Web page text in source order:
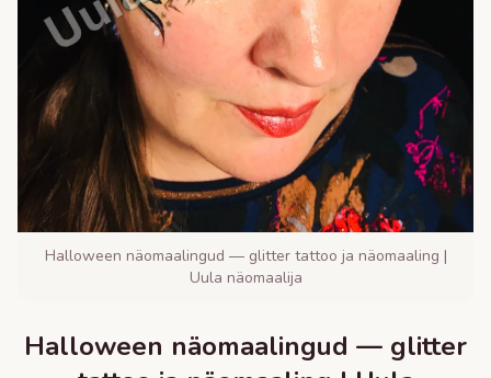
Halloween näomaalingud — glitter tattoo ja näomaaling |
Uula näomaalija
Halloween näomaalingud — glitter